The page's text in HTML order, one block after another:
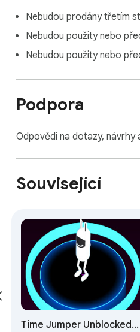
Nebudou prodány třetím
Nebudou použity nebo
Nebudou použity nebo
Podpora
Odpovědi na dotazy, návrhy
Související
Time Jumper Unblocked